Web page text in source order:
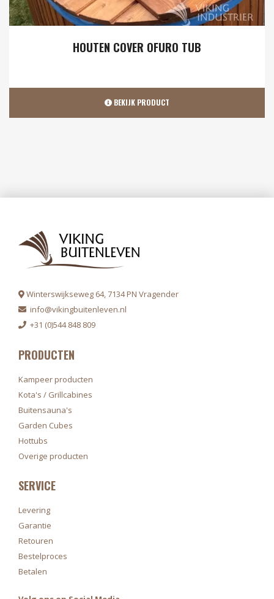
HOUTEN COVER OFURO TUB
BEKIJK PRODUCT
Winterswijkseweg 64, 7134 PN Vragender
info@vikingbuitenleven.nl
+31 (0)544 848 809
PRODUCTEN
Kampeer producten
Kota's / Grillcabines
Buitensauna's
Garden Cubes
Hottubs
Overige producten
SERVICE
Levering
Garantie
Retouren
Bestelproces
Betalen